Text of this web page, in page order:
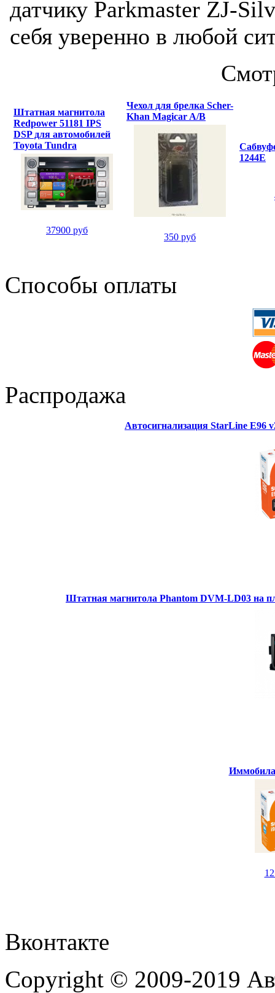
датчику Parkmaster ZJ-
себя уверенно в любой
Штатная магнитола
Redpower 51181 IPS
DSP для автомобилей
Toyota Tundra
37900 руб
Чехол для брелка Scher-
Khan Magicar A/B
350 руб
1244E
Способы оплаты
Распродажа
Автосигнализация StarLine E96
Штатная магнитола Phantom DVM-LD03 на
Вконтакте
Copyright © 2009-2019